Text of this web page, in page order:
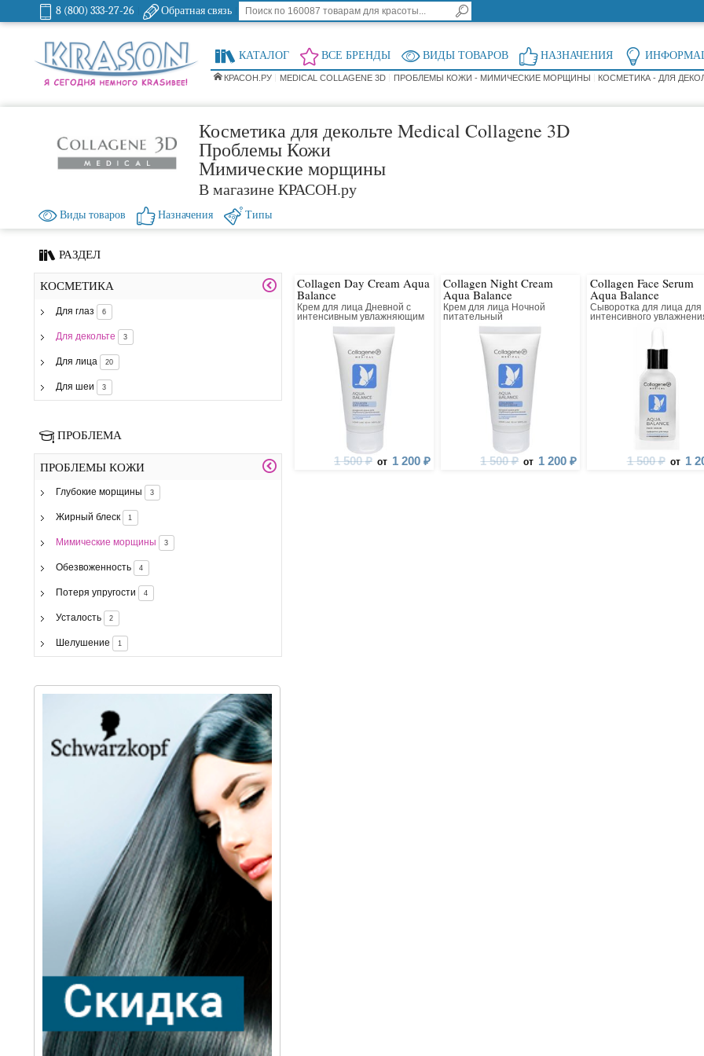
8 (800) 333-27-26 Обратная связь
КАТАЛОГ ВСЕ БРЕНДЫ ВИДЫ ТОВАРОВ НАЗНАЧЕНИЯ
КРАСОН.РУ MEDICAL COLLAGENE 3D ПРОБЛЕМЫ КОЖИ - МИМИЧЕСКИЕ МОРЩИНЫ КОСМЕТИКА - ДЛЯ
Косметика для декольте Medical Collagene 3D
Проблемы Кожи
Мимические морщины
В магазине КРАСОН.ру
Виды товаров Назначения Типы
РАЗДЕЛ
КОСМЕТИКА
Для глаз 6
Для декольте 3
Для лица 20
Для шеи 3
ПРОБЛЕМА
ПРОБЛЕМЫ КОЖИ
Глубокие морщины 3
Жирный блеск 1
Мимические морщины 3
Обезвоженность 4
Потеря упругости 4
Усталость 2
Шелушение 1
Collagen Day Cream Aqua
Balance
Крем для лица Дневной с
интенсивным увлажняющим
и лифтинг действием
1 500 ₽ от 1 200 ₽
Collagen Night Cream
Aqua Balance
Крем для лица Ночной
питательный
восстанавливающий
1 500 ₽ от 1 200 ₽
Collagen Face Serum
Aqua Balance
Сыворотка для лица для
интенсивного
1 500 ₽ от 1